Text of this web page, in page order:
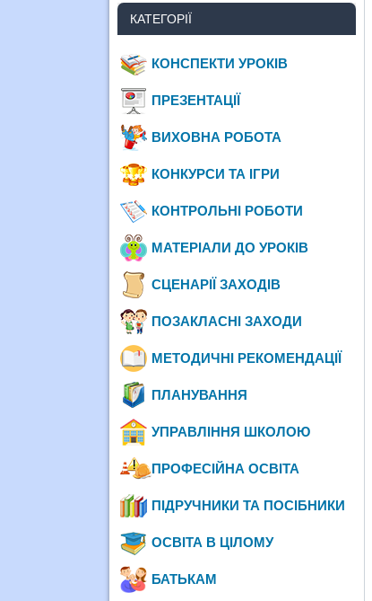
КАТЕГОРІЇ
КОНСПЕКТИ УРОКІВ
ПРЕЗЕНТАЦІЇ
ВИХОВНА РОБОТА
КОНКУРСИ ТА ІГРИ
КОНТРОЛЬНІ РОБОТИ
МАТЕРІАЛИ ДО УРОКІВ
СЦЕНАРІЇ ЗАХОДІВ
ПОЗАКЛАСНІ ЗАХОДИ
МЕТОДИЧНІ РЕКОМЕНДАЦІЇ
ПЛАНУВАННЯ
УПРАВЛІННЯ ШКОЛОЮ
ПРОФЕСІЙНА ОСВІТА
ПІДРУЧНИКИ ТА ПОСІБНИКИ
ОСВІТА В ЦІЛОМУ
БАТЬКАМ